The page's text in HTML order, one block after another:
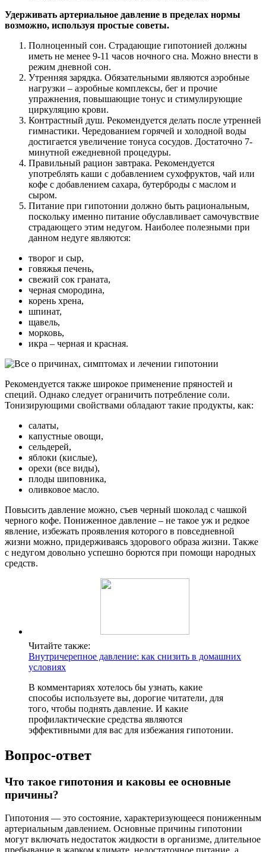
Удерживать артериальное давление в пределах нормы
возможно, используя простые советы.
Полноценный сон. Страдающие гипотонией должны
иметь не менее 9-11 часов ночного сна. Можно внести в
режим дневной сон.
Утренняя зарядка. Обязательными являются аэробные
нагрузки – аэробные комплексы, бег и прочие
упражнения, повышающие тонус и стимулирующие
циркуляцию крови.
Контрастный душ. Рекомендуется делать после утренней
гимнастики. Чередованием горячей и холодной воды
достигается увеличение тонуса сосудов. Достаточно 7-
минутной ежедневной процедуры.
Правильный рацион завтрака. Рекомендуется
употреблять каши с добавлением сухофруктов, чай или
кофе с добавлением сахара, бутерброды с маслом и
сыром.
Питание при гипотонии должно быть рациональным,
поскольку именно питание обуславливает самочувствие
страдающего этим недугом. Наиболее полезными при
данном недуге являются:
творог и сыр,
говяжья печень,
свежий сок граната,
черная смородина,
корень хрена,
шпинат,
щавель,
морковь,
икра – черная и красная.
Рекомендуется также широкое применение пряностей и
специй. Однако следует ограничить потребление соли.
Тонизирующими свойствами обладают такие продукты, как:
салаты,
капустные овощи,
сельдерей,
яблоки (кислые),
орехи (все виды),
плоды шиповника,
оливковое масло.
Повысить давление можно, съев черный шоколад с чашкой
черного кофе. Пониженное давление – не такое уж и редкое
явление, избежать проявления которого в повседневной
жизни можно, придерживаясь здорового образа жизни. Также
с недугом довольно успешно борются при помощи народных
средств.
Читайте также:
Внутричерепное давление: как снизить в домашних
условиях
В комментариях хотелось бы узнать, какие
способы используете вы, дорогие читатели, для
того, чтобы поднять давление. И какие
профилактические средства являются
эффективными для вас для избежания гипотонии.
Вопрос-ответ
Что такое гипотония и каковы ее основные
причины?
Гипотония — это состояние, характеризующееся пониженным
артериальным давлением. Основные причины гипотонии
могут включать недостаток жидкости в организме, длительное
пребывание в жарком климате, недостаточное питание, а